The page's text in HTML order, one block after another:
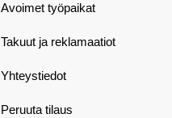
Avoimet työpaikat
Takuut ja reklamaatiot
Yhteystiedot
Peruuta tilaus